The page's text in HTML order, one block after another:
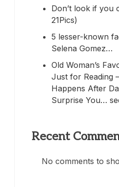
Don’t look if you
21Pics)
5 lesser-known
Selena Gomez…
Old Woman’s
Just for Reading
Happens After
Surprise You…
Recent
No comments to